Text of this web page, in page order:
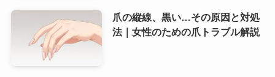
爪の縦線、黒い…その原因と対処
法｜女性のための爪トラブル解説